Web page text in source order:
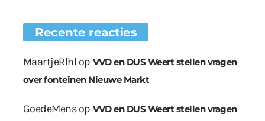
Recente reacties
MaartjeRlhl op VVD en DUS Weert stellen vragen
over fonteinen Nieuwe Markt
GoedeMensop VVD en DUS Weert stellen vragen